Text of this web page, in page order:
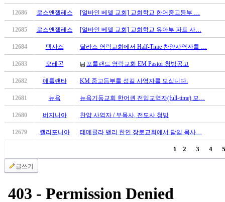
국
주
야
우
비
아
탑-
릴
지
입
발
부
12686 로스앤젤레스 [얼바인 베델 교회] 교회학교 한어중고등부 …
12685 로스앤젤레스 [얼바인 베델 교회] 교회학교 유아부 파트 사…
12684 텍사스 달라스 영락교회에서 Half-Time 찬양사역자를 …
12683 오레곤 포틀랜드 영락교회 EM Pastor 청빙공고
12682 애틀랜타 KM 중고등부를 섬길 사역자를 모십니다.
12681 뉴욕 뉴욕기둥교회 한어권 전임교역자(full-time) 모…
12680 버지니아 찬양 사역자 / 부목사, 전도사 청빙
12679 캘리포니아 테메큘라 밸리 한인 장로교회에서 담임 목사…
1 2 3 4 5
글쓰기